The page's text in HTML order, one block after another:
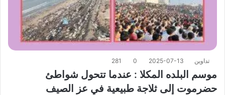
تداوين 2025-07-13
0
281
موسم البلده المكلا : عندما تتحول شواطئ
حضرموت إلى ثلاجة طبيعية في عز الصيف